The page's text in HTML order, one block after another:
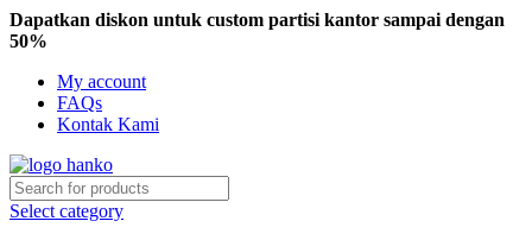
Dapatkan diskon untuk custom partisi kantor sampai dengan
50%
My account
FAQs
Kontak Kami
Select category